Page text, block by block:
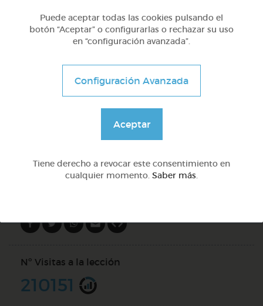
1º Primaria (6-7 años)
Geometría y fotografía
DOCS (3)
Nº Visitas a la lección
210151
Puede aceptar todas las cookies pulsando el
botón “Aceptar” o configurarlas o rechazar su uso
en “configuración avanzada”.
Configuración Avanzada
Aceptar
Tiene derecho a revocar este consentimiento en
cualquier momento. Saber más.